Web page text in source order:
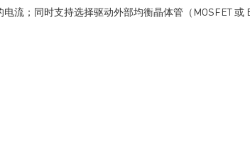
流；同时支持选择驱动外部均衡晶体管（MOSFET 或